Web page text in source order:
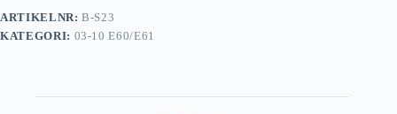
ARTIKELNR:B-S23
KATEGORI: 03-10 E60/E61